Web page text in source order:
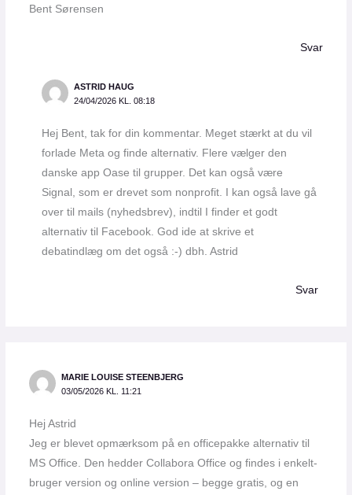
Bent Sørensen
Svar
ASTRID HAUG
24/04/2026 KL. 08:18
Hej Bent, tak for din kommentar. Meget stærkt at du vil
forlade Meta og finde alternativ. Flere vælger den
danske app Oase til grupper. Det kan også være
Signal, som er drevet som nonprofit. I kan også lave gå
over til mails (nyhedsbrev), indtil I finder et godt
alternativ til Facebook. God ide at skrive et
debatindlæg om det også :-) dbh. Astrid
Svar
MARIE LOUISE STEENBJERG
03/05/2026 KL. 11:21
Hej Astrid
Jeg er blevet opmærksom på en officepakke alternativ til
MS Office. Den hedder Collabora Office og findes i enkelt-
bruger version og online version – begge gratis, og en